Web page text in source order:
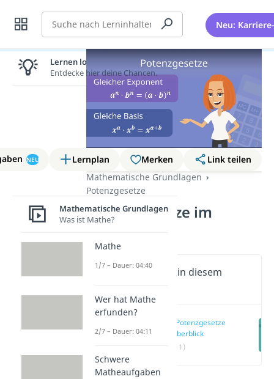
Suche Neu:
NEU Lernplan Merken
Link teilen
Mathematische Grundlagen
Potenzgesetze
Potenzgesetze im
Überblick
Wichtige Inhalte in diesem
Alle Potenzgesetze
im Überblick
(00:11)
Lernen lohnt sich!
Entdecke hier deine Chancen.
Mathematische Grundlagen
Was ist Mathe?
Mathe
1/7 – Dauer: 04:40
Wer hat Mathe
erfunden?
2/7 – Dauer: 04:11
Schwere
Matheaufgaben